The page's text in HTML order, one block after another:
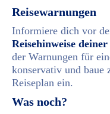
Reisewarnungen
Informiere dich vor
Reisehinweise
der Warnungen für
konservativ und baue
Reiseplan ein.
Was noch?